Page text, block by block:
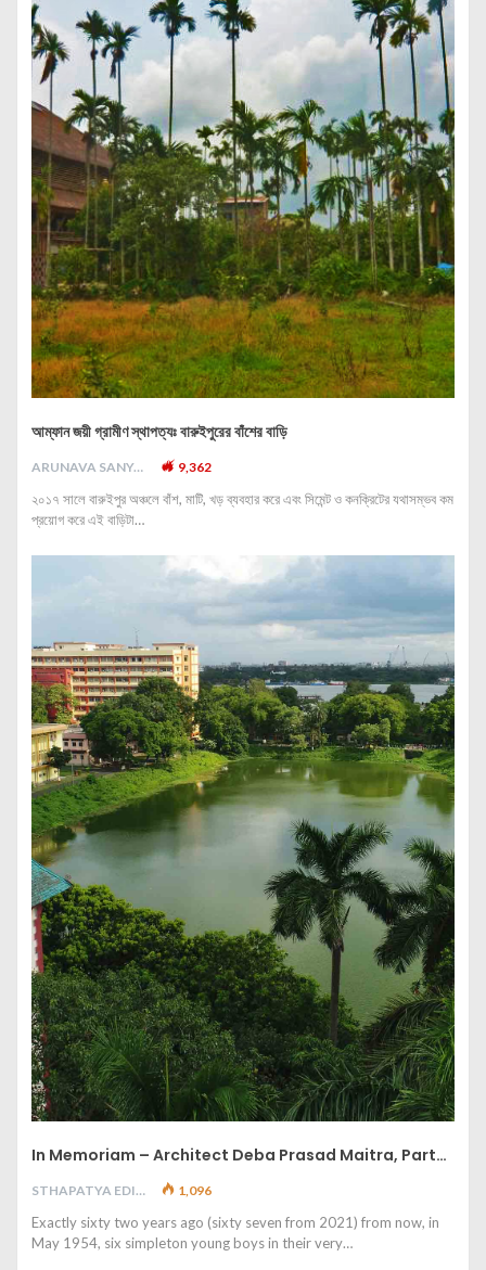
আম্ফান জয়ী গ্রামীণ স্থাপত্যঃ বারুইপুরের বাঁশের বাড়ি
ARUNAVA SANYAL 9,362
২০১৭ সালে বারুইপুর অঞ্চলে বাঁশ, মাটি, খড় ব্যবহার করে এবং সিমেন্ট ও কনক্রিটের যথাসম্ভব কম
প্রয়োগ করে এই বাড়িটা…
In Memoriam – Architect Deba Prasad Maitra, Part…
STHAPATYA EDITORIAL 1,096
Exactly sixty two years ago (sixty seven from 2021) from now, in
May 1954, six simpleton young boys in their very…